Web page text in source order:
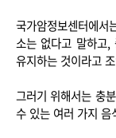
국가암정보센터에서
소는 없다고 말하고
유지하는 것이라고
그러기 위해서는 충
수 있는 여러 가지 음